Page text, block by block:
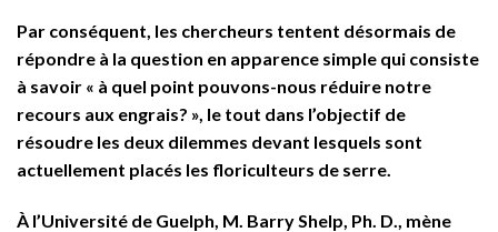
Par conséquent, les chercheurs tentent désormais de
répondre à la question en apparence simple qui consiste
à savoir « à quel point pouvons-nous réduire notre
recours aux engrais? », le tout dans l’objectif de
résoudre les deux dilemmes devant lesquels sont
actuellement placés les floriculteurs de serre.
À l’Université de Guelph, M. Barry Shelp, Ph. D., mène